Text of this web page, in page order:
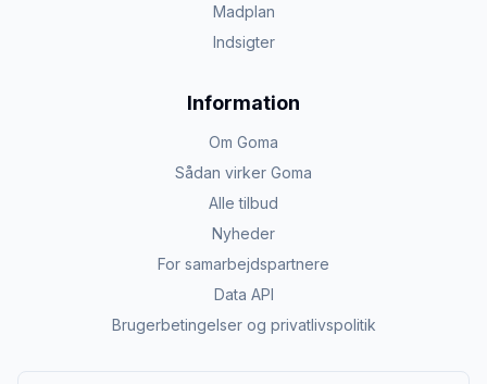
Madplan
Indsigter
Information
Om Goma
Sådan virker Goma
Alle tilbud
Nyheder
For samarbejdspartnere
Data API
Brugerbetingelser og privatlivspolitik